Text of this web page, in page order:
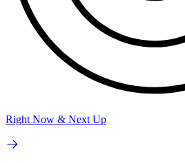
Right Now & Next Up